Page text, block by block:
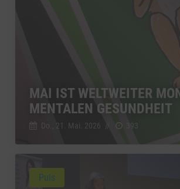
MAI IST WELTWEITER
MENTALEN GESUNDHEIT
Do., 21. Mai. 2026 // 393
Puls